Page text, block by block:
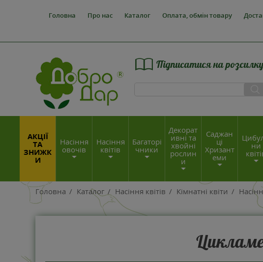
Головна Про нас Каталог Оплата, обмін товару
Підписатися на
АКЦІЇ
ТА
ЗНИЖК
И
Насіння
овочів
Насіння
квітів
Багаторі
чники
Декорат
ивні та
хвойні
рослин
и
Саджан
ці
Хризант
еми
ни
Головна / Каталог / Насіння квітів / Кімнатні квіти /